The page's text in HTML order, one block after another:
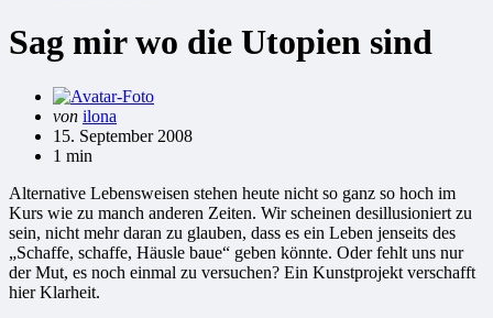
Sag mir wo die Utopien sind
Gepostet
von
von ilona
15. September 2008
1 min
Alternative Lebensweisen stehen heute nicht so ganz so hoch im
Kurs wie zu manch anderen Zeiten. Wir scheinen desillusioniert zu
sein, nicht mehr daran zu glauben, dass es ein Leben jenseits des
„Schaffe, schaffe, Häusle baue“ geben könnte. Oder fehlt uns nur
der Mut, es noch einmal zu versuchen? Ein Kunstprojekt verschafft
hier Klarheit.